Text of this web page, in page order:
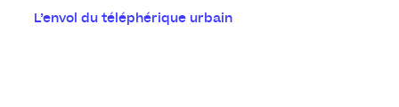
L’envol du téléphérique urbain